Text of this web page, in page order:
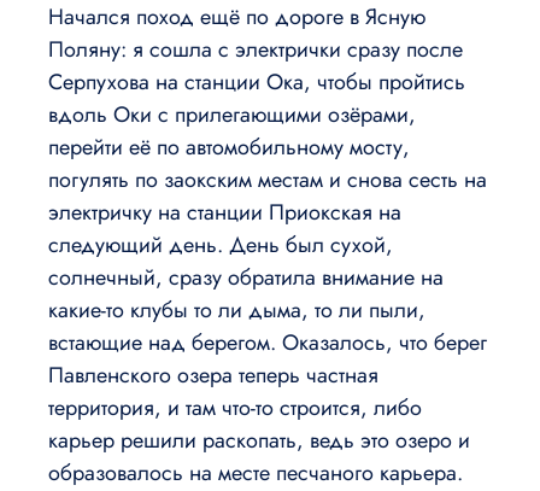
Начался поход ещё по дороге в Ясную
Поляну: я сошла с электрички сразу после
Серпухова на станции Ока, чтобы пройтись
вдоль Оки с прилегающими озёрами,
перейти её по автомобильному мосту,
погулять по заокским местам и снова сесть на
электричку на станции Приокская на
следующий день. День был сухой,
солнечный, сразу обратила внимание на
какие-то клубы то ли дыма, то ли пыли,
встающие над берегом. Оказалось, что берег
Павленского озера теперь частная
территория, и там что-то строится, либо
карьер решили раскопать, ведь это озеро и
образовалось на месте песчаного карьера.